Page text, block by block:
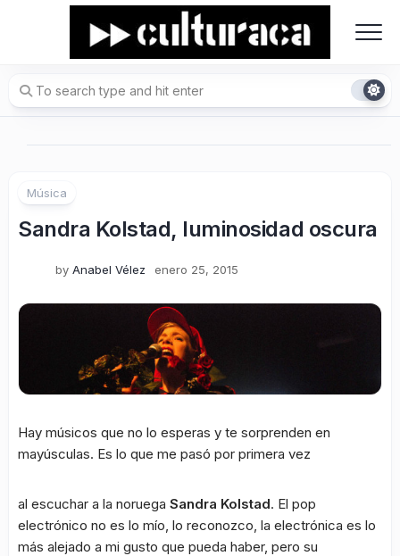
Música
Sandra Kolstad, luminosidad oscura
by Anabel Vélez enero 25, 2015
Hay músicos que no lo esperas y te sorprenden en
mayúsculas. Es lo que me pasó por primera vez
al escuchar a la noruega Sandra Kolstad. El pop
electrónico no es lo mío, lo reconozco, la electrónica es lo
más alejado a mi gusto que pueda haber, pero su